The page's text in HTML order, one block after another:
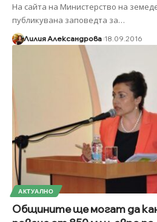
На сайта на Министерство на
публикувана заповедта за…
Лилия Александрова 18.09.2016
АКТУАЛНО
Общините ще могат да